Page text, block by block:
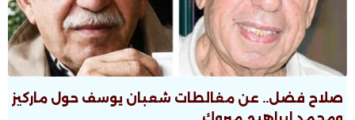
صلاح فضل.. عن مغالطات شعبان يوسف حول ماركيز